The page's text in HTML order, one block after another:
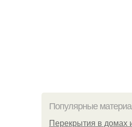
Популярные
Перекрытия в домах